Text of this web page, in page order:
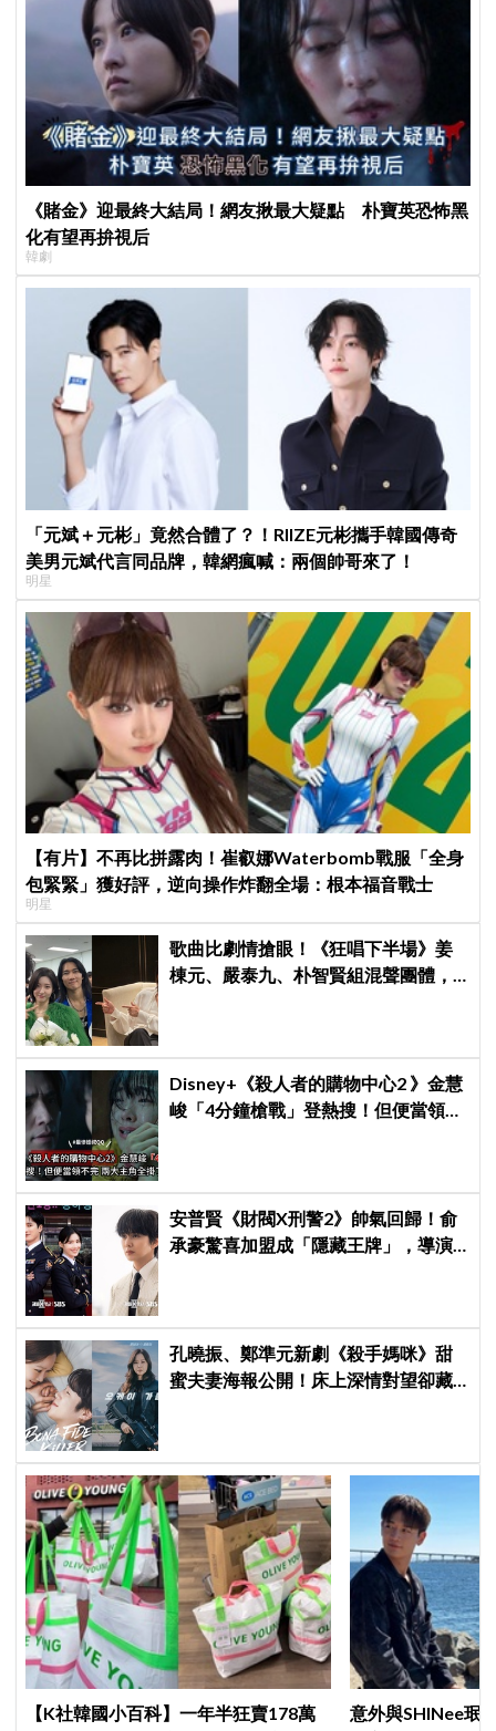
《賭金》迎最終大結局！網友揪最大疑點 朴寶英恐怖黑
化有望再拚視后
韓劇
「元斌＋元彬」竟然合體了？！RIIZE元彬攜手韓國傳奇
美男元斌代言同品牌，韓網瘋喊：兩個帥哥來了！
明星
【有片】不再比拼露肉！崔叡娜Waterbomb戰服「全身
包緊緊」獲好評，逆向操作炸翻全場：根本福音戰士
明星
歌曲比劇情搶眼！《狂唱下半場》姜
棟元、嚴泰九、朴智賢組混聲團體，
Disney+《殺人者的購物中心2 》金慧
峻「4分鐘槍戰」登熱搜！但便當領不
安普賢《財閥X刑警2》帥氣回歸！俞
承豪驚喜加盟成「隱藏王牌」，導演
孔曉振、鄭準元新劇《殺手媽咪》甜
蜜夫妻海報公開！床上深情對望卻藏
【K社韓國小百科】一年半狂賣178萬
意外與SHINee珉